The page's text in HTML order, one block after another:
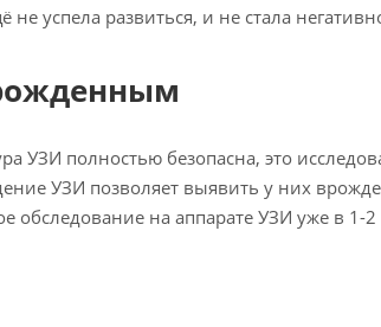
не успела развиться, и не стала
УЗИ полностью безопасна, это
УЗИ позволяет выявить у них
обследование на аппарате УЗИ уже в